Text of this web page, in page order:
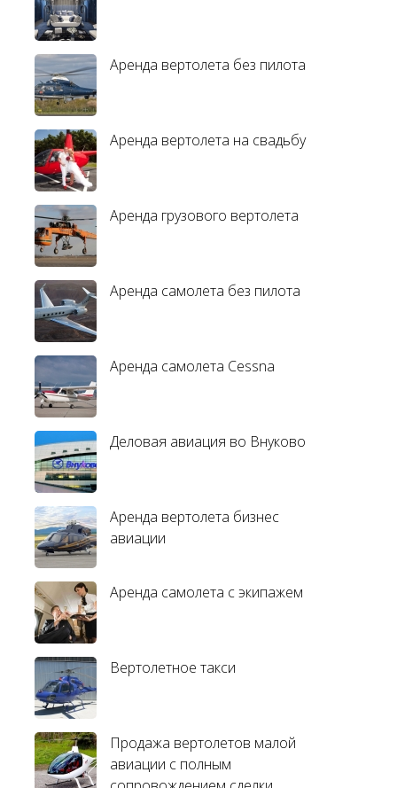
Аренда вертолета без пилота
Аренда вертолета на свадьбу
Аренда грузового вертолета
Аренда самолета без пилота
Аренда самолета Cessna
Деловая авиация во Внуково
Аренда вертолета бизнес
авиации
Аренда самолета с экипажем
Вертолетное такси
Продажа вертолетов малой
авиации с полным